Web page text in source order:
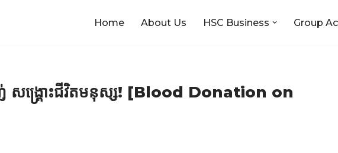
Home About Us HSC Business Group
សង្គ្រោះជីវិតមនុស្ស! [Blood Donation on